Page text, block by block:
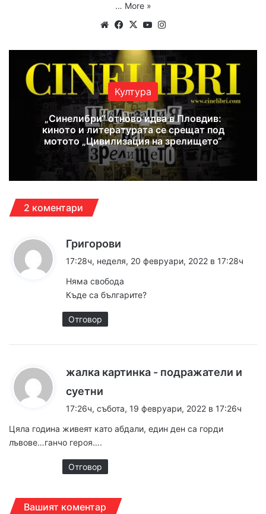
… More »
We
te
Fa
bo
ok
X
Yo
ub
e
ra
m
Култура
„Синелибри“ отново идва в Пловдив:
киното и литературата се срещат под
мотото „Цивилизация на зрелището“
2 коментари
Григорови
а
:
17:28ч, неделя, 20 февруари, 2022 в 17:28ч
Няма свобода
Къде са българите?
Отговор
жалка картинка - подражатели и
суетни
а
а
17:26ч, събота, 19 февруари, 2022 в 17:26ч
Цяла година живеят като абдали, един ден са горди
лъвове…ганчо героя….
Отговор
Вашият коментар